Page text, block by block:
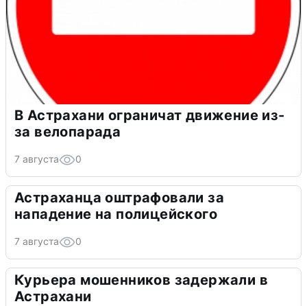
В Астрахани ограничат движение из-
за велопарада
7 августа 0
Астраханца оштрафовали за
нападение на полицейского
7 августа 0
Курьера мошенников задержали в
Астрахани